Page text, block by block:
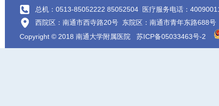
总机：0513-85052222 85052504 医疗服务电话：
西院区：南通市西寺路20号 东院区：南通市青年东路688号
Copyright © 2018 南通大学附属医院 苏ICP备05033463号-2